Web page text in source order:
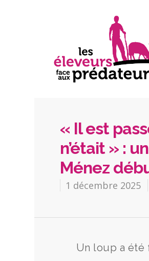
« Il est
n’était » :
Ménez
1 décembre 2025
Un loup a été